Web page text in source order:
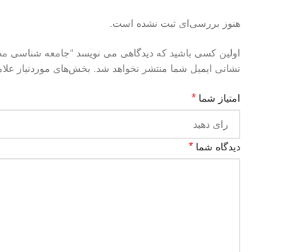
هنوز بررسی‌ای ثبت نشده است.
اولین کسی باشید که دیدگاهی می نویسد “جامعه
نشانی ایمیل شما منتشر نخواهد شد.
بخش‌های موردنیاز
امتیاز شما *
دیدگاه شما *